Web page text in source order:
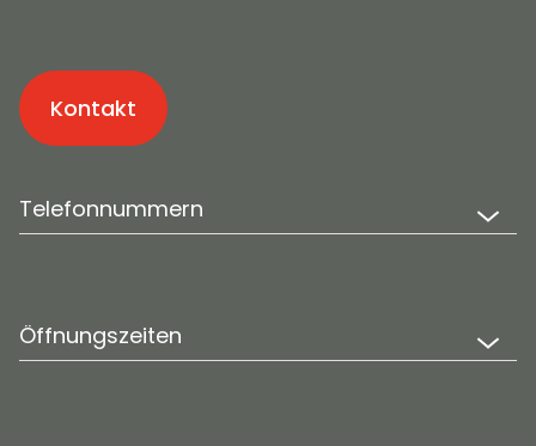
Kontakt
Telefonnummern
Öffnungszeiten